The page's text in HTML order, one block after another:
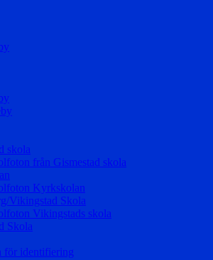
skola
från Gismestad skola
Kyrkskolan
Vikingstad Skola
Vikingstads skola
Skola
för identifiering